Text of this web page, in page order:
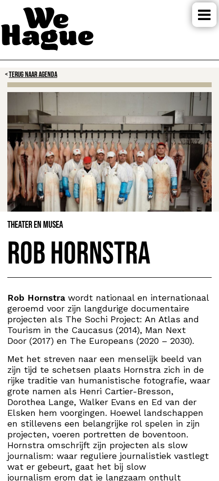
TERUG NAAR AGENDA
Theater en Musea
Rob Hornstra
Rob Hornstrawordt nationaal en internationaal
geroemd voor zijn langdurige documentaire
projecten als The Sochi Project: An Atlas and
Tourism in the Caucasus (2014), Man Next
Door (2017) en The Europeans (2020 – 2030).
Met het streven naar een menselijk beeld van
zijn tijd te schetsen plaats Hornstra zich in de
rijke traditie van humanistische fotografie, waar
grote namen als Henri Cartier-Bresson,
Dorothea Lange, Walker Evans en Ed van der
Elsken hem voorgingen. Hoewel landschappen
en stillevens een belangrijke rol spelen in zijn
projecten, voeren portretten de boventoon.
Hornstra omschrijft zijn projecten als slow
journalism: waar reguliere journalistiek vastlegt
wat er gebeurt, gaat het bij slow
journalism erom dat je langzaam onthult